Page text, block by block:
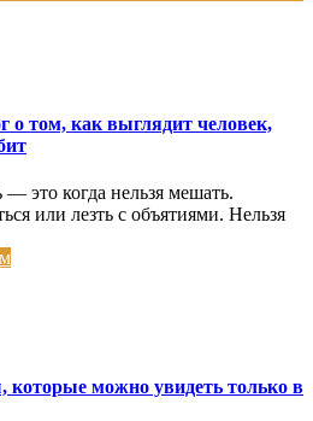
о том, как выглядит человек,
это когда нельзя мешать.
или лезть с объятиями. Нельзя
можно увидеть только в